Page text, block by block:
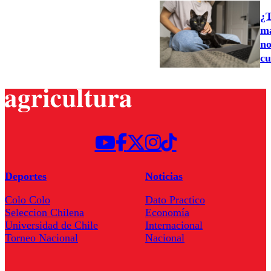
Deportes
Colo Colo
Seleccion Chilena
Universidad de Chile
Torneo Nacional
Noticias
Dato Practico
Economía
Internacional
Nacional